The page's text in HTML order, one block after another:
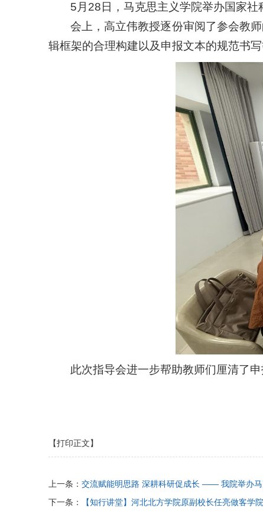
5月28日，马克思主义学院举办国家社
会上，高立伟教授逐份审阅了参会教
辑框架的合理构建以及申报文本的规范书
此次指导会进一步帮助教师们厘清了
【打印正文】
上一条： 交流赋能明思路 深耕科研促成长 —— 我院举办
下一条：
【知行讲堂】河北北方学院原副校长任亮做客学